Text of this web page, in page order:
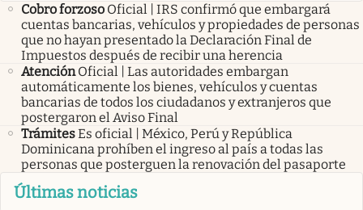
Cobro forzoso Oficial | IRS confirmó que embargará
cuentas bancarias, vehículos y propiedades de personas
que no hayan presentado la Declaración Final de
Impuestos después de recibir una herencia
Atención Oficial | Las autoridades embargan
automáticamente los bienes, vehículos y cuentas
bancarias de todos los ciudadanos y extranjeros que
postergaron el Aviso Final
TrámitesEs oficial | México, Perú y República
Dominicana prohíben el ingreso al país a todas las
personas que posterguen la renovación del pasaporte
Últimas noticias